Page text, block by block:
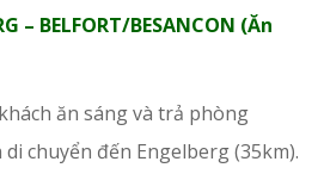
– BELFORT/BESANCON (Ăn
ăn sáng và trả phòng
chuyển đến Engelberg (35km).